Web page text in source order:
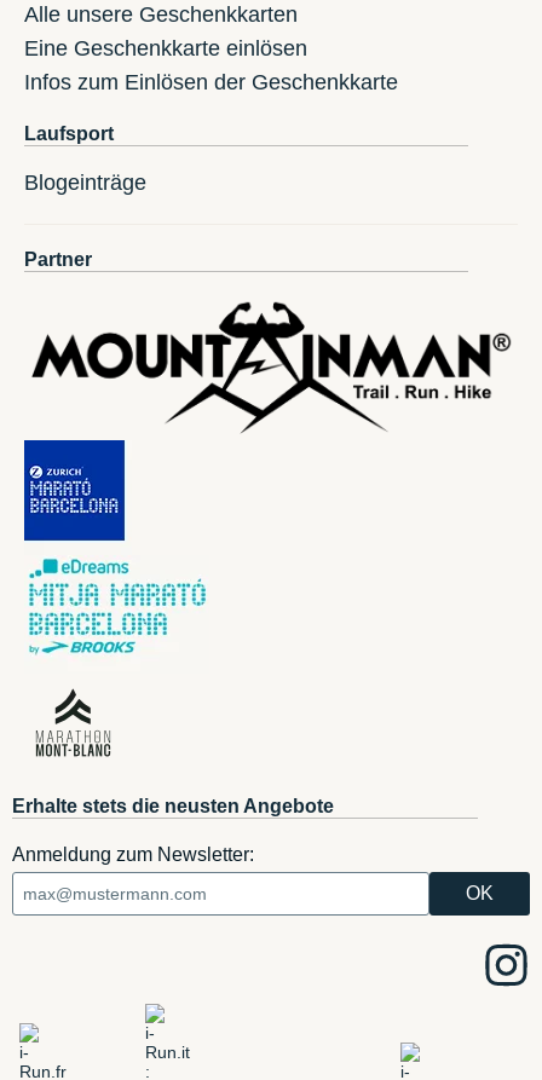
Alle unsere Geschenkkarten
Eine Geschenkkarte einlösen
Infos zum Einlösen der Geschenkkarte
Laufsport
Blogeinträge
Partner
Erhalte stets die neusten Angebote
Anmeldung zum Newsletter: